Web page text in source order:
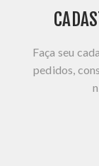
Faça seu
pedidos,